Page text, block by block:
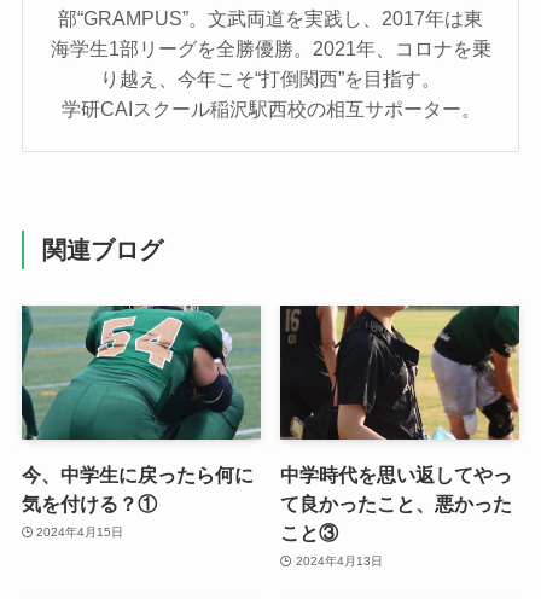
部“GRAMPUS”。文武両道を実践し、2017年は東
海学生1部リーグを全勝優勝。2021年、コロナを乗
り越え、今年こそ“打倒関西”を目指す。
学研CAIスクール稲沢駅西校の相互サポーター。
関連ブログ
今、中学生に戻ったら何に
気を付ける？①
2024年4月15日
中学時代を思い返してやっ
て良かったこと、悪かった
こと③
2024年4月13日